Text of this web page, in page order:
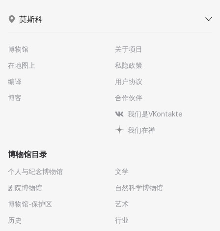
莫斯科
博物馆
在地图上
编译
博客
关于项目
私隐政策
用户协议
合作伙伴
我们是VKontakte
我们在禅
博物馆目录
个人与纪念博物馆
剧院博物馆
博物馆-保护区
历史
文学
自然科学博物馆
艺术
行业